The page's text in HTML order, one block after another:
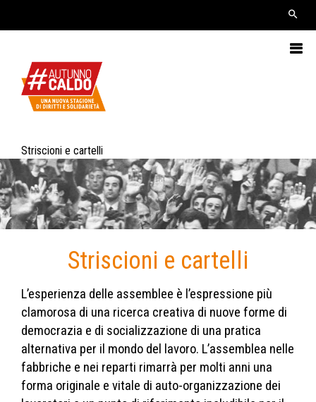
Striscioni e cartelli
Striscioni e cartelli
L’esperienza delle assemblee è l’espressione più
clamorosa di una ricerca creativa di nuove forme di
democrazia e di socializzazione di una pratica
alternativa per il mondo del lavoro. L’assemblea nelle
fabbriche e nei reparti rimarrà per molti anni una
forma originale e vitale di auto-organizzazione dei